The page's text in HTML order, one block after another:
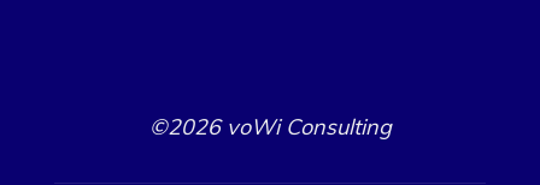
©2026 voWi Consulting